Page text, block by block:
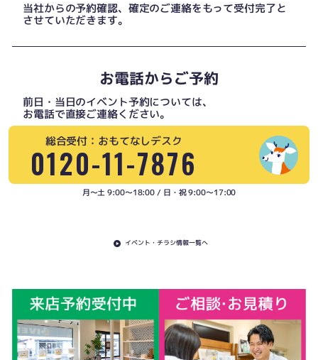
当社からの予約確認、確定のご連絡をもって受付完了と
させていただきます。
お電話からご予約
前日・当日のイベント予約については、
お電話で直接ご連絡ください。
総合受付：おもてなしデスク
0120-11-7876
月〜土 9:00〜18:00 / 日・祝 9:00〜17:00
イベント・チラシ情報一覧へ